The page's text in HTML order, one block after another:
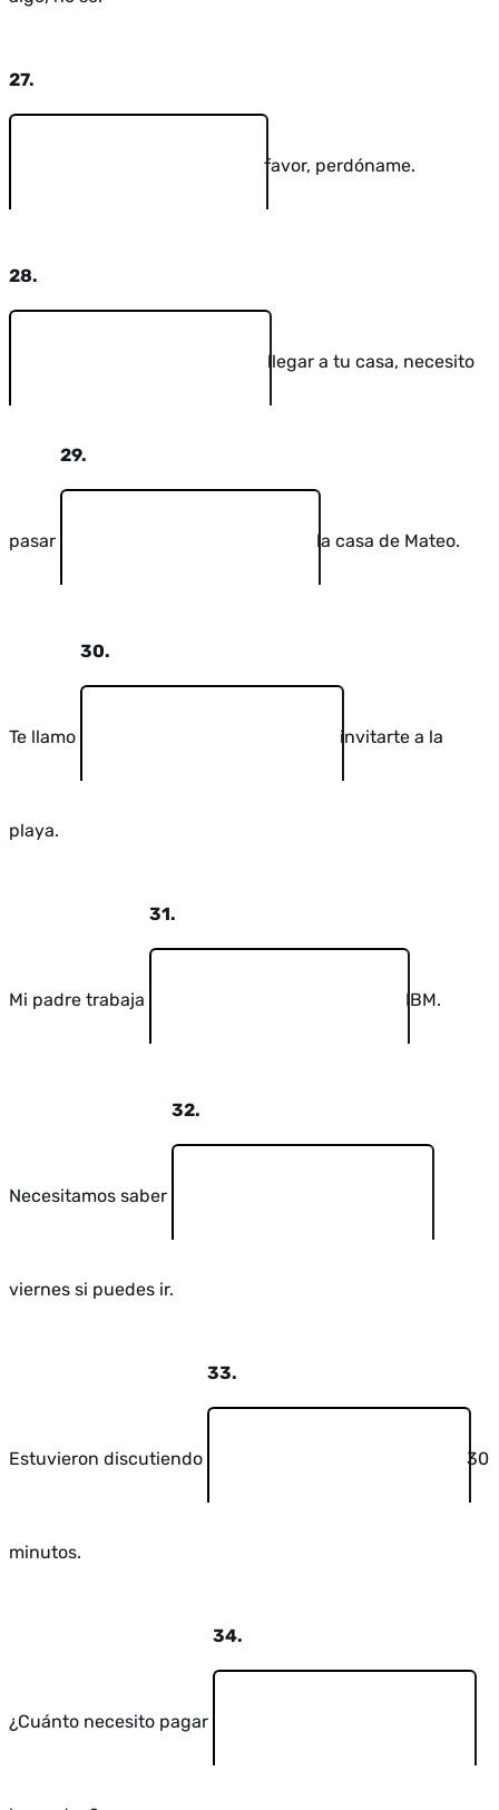
27.
favor, perdóname.
28.
llegar a tu casa, necesito
pasar
29.
la casa de Mateo.
Te llamo
30.
invitarte a la
playa.
Mi padre trabaja
31.
IBM.
Necesitamos saber
32.
viernes si puedes ir.
Estuvieron discutiendo
33.
30
minutos.
¿Cuánto necesito pagar
34.